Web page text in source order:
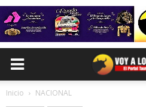
Inicio NACIONAL